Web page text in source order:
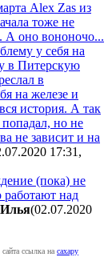
Alex Zas из
тоже не
А оно вононочо...
у себя на
в Питерскую
в
на железе и
история. А так
но не
не зависит и на
17:31 ,
(пока) не
работают над
Илья(02.07.2020
ссылка на caxapу